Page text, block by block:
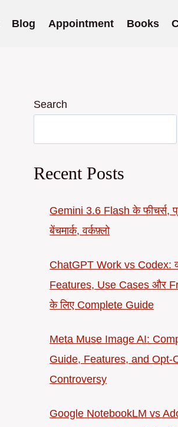
Blog Appointment Books
Search
Recent Posts
Gemini 3.6 Flash के फीचर्स,
बेंचमार्क, वर्कफ़्लो
ChatGPT Work vs Codex:
Features, Use Cases और
के लिए Complete Guide
Meta Muse Image AI:
Guide, Features, and Opt-
Controversy
Google NotebookLM vs